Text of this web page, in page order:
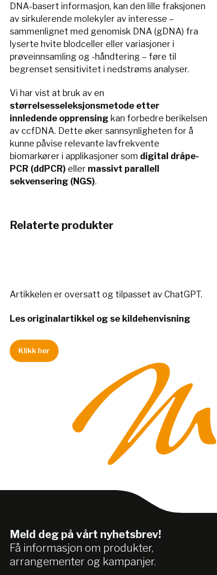
DNA-basert informasjon, kan den lille fraksjonen
av sirkulerende molekyler av interesse –
sammenlignet med genomisk DNA (gDNA) fra
lyserte hvite blodceller eller variasjoner i
prøveinnsamling og -håndtering – føre til
begrenset sensitivitet i nedstrøms analyser.
Vi har vist at bruk av en
størrelsesseleksjonsmetode etter
innledende opprensing kan forbedre berikelsen
av ccfDNA. Dette øker sannsynligheten for å
kunne påvise relevante lavfrekvente
biomarkører i applikasjoner som digital dråpe-
PCR (ddPCR) eller massivt parallell
sekvensering (NGS).
Relaterte produkter
Artikkelen er oversatt og tilpasset av ChatGPT.
Les originalartikkel og se kildehenvisning
Klikk her
Meld deg på vårt nyhetsbrev!
Få informasjon om produkter,
arrangementer og kampanjer.